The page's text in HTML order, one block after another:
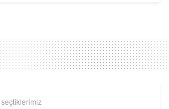
seçtiklerimiz